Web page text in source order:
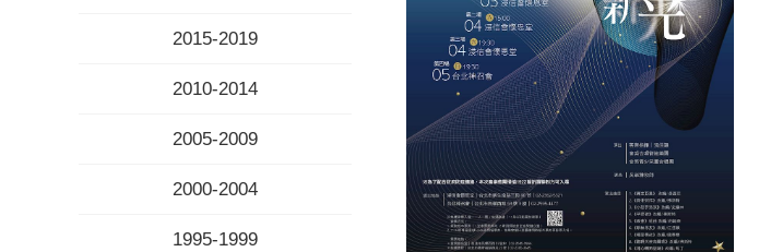
2015-2019
2010-2014
2005-2009
2000-2004
1995-1999